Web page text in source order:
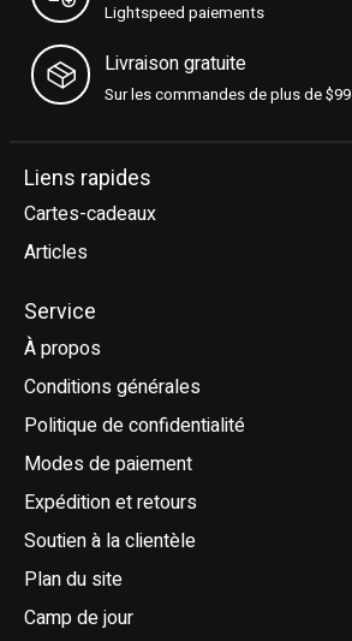
Lightspeed paiements
Livraison gratuite
Sur les commandes de plus de $99
Liens rapides
Cartes-cadeaux
Articles
Service
À propos
Conditions générales
Politique de confidentialité
Modes de paiement
Expédition et retours
Soutien à la clientèle
Plan du site
Camp de jour